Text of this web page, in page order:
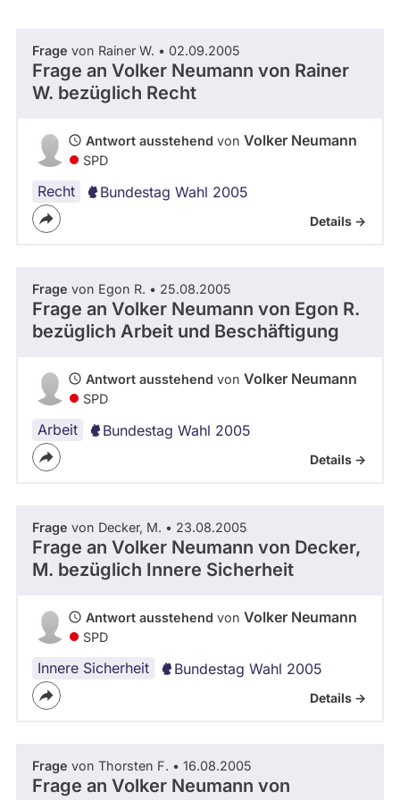
befragt
werden.
Thema
- Alle -
Frage von Rainer W. • 02.09.2005
Frage an Volker Neumann von Rainer
W. bezüglich Recht
Antwort ausstehend von Volker Neumann
SPD
Recht Bundestag Wahl 2005
Details ->
Frage von Egon R. • 25.08.2005
Frage an Volker Neumann von Egon R.
bezüglich Arbeit und Beschäftigung
Antwort ausstehend von Volker Neumann
SPD
Arbeit Bundestag Wahl 2005
Details ->
Frage von Decker, M. • 23.08.2005
Frage an Volker Neumann von Decker,
M. bezüglich Innere Sicherheit
Antwort ausstehend von Volker Neumann
SPD
Innere Sicherheit Bundestag Wahl 2005
Details ->
Frage von Thorsten F. • 16.08.2005
Frage an Volker Neumann von